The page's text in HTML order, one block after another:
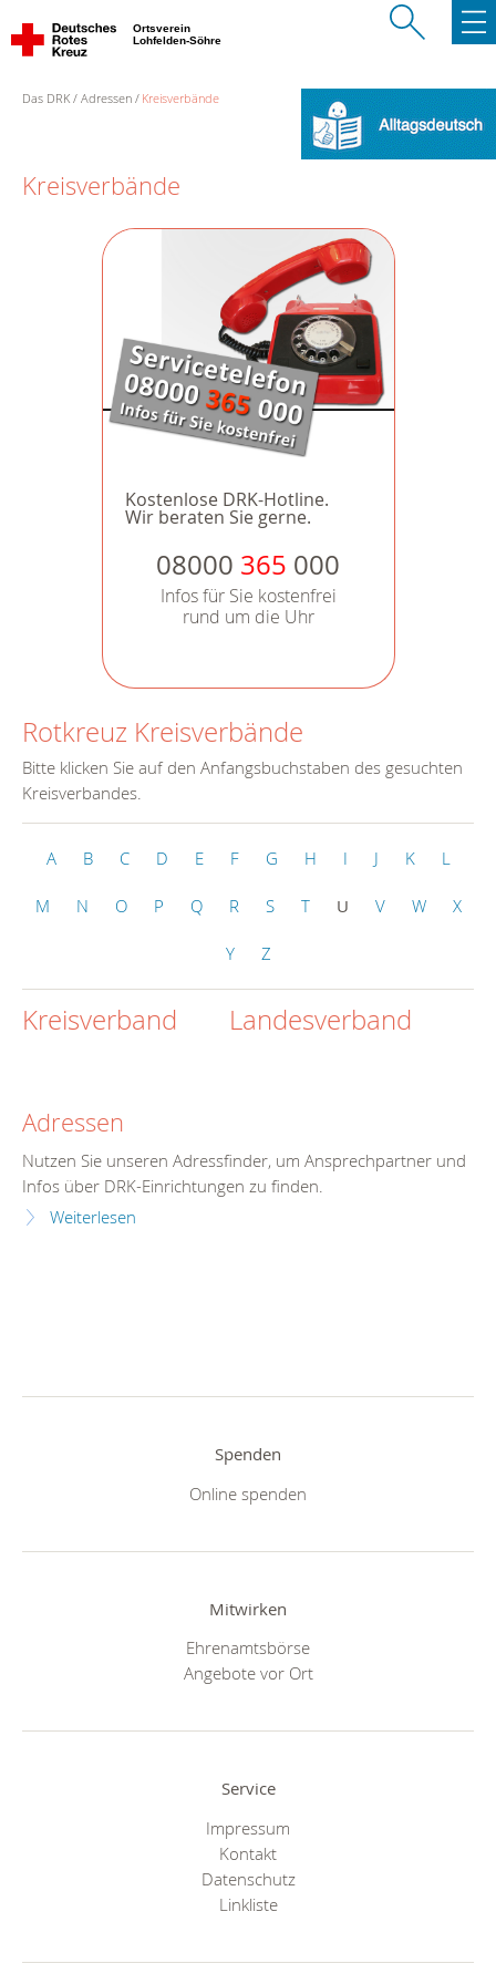
Ortsverein
Lohfelden-Söhre
Das DRK Adressen Kreisverbände
Kreisverbände
Kostenlose DRK-Hotline.
Wir beraten Sie gerne.
08000 365 000
Infos für Sie kostenfrei
rund um die Uhr
Rotkreuz Kreisverbände
Bitte klicken Sie auf den Anfangsbuchstaben des gesuchten
Kreisverbandes.
A B C D E F G H I J K L
M N O P Q R S T U V W X
Y Z
Kreisverband Landesverband
Adressen
Nutzen Sie unseren Adressfinder, um Ansprechpartner und
Infos über DRK-Einrichtungen zu finden.
Weiterlesen
Spenden
Online spenden
Mitwirken
Ehrenamtsbörse
Angebote vor Ort
Service
Impressum
Kontakt
Datenschutz
Linkliste